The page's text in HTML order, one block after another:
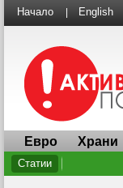
Начало English
Евро Храни
Статии